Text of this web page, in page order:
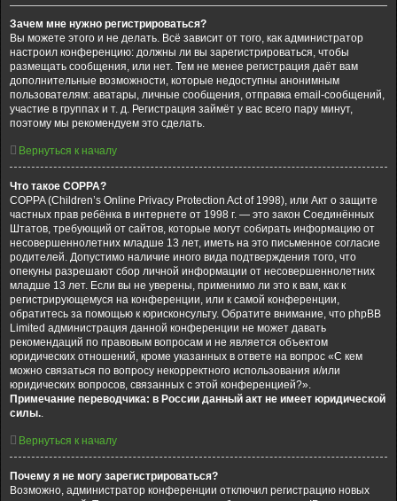
Зачем мне нужно регистрироваться?
Вы можете этого и не делать. Всё зависит от того, как администратор
настроил конференцию: должны ли вы зарегистрироваться, чтобы
размещать сообщения, или нет. Тем не менее регистрация даёт вам
дополнительные возможности, которые недоступны анонимным
пользователям: аватары, личные сообщения, отправка email-сообщений,
участие в группах и т. д. Регистрация займёт у вас всего пару минут,
поэтому мы рекомендуем это сделать.
Вернуться к началу
Что такое COPPA?
COPPA (Children’s Online Privacy Protection Act of 1998), или Акт о защите
частных прав ребёнка в интернете от 1998 г. — это закон Соединённых
Штатов, требующий от сайтов, которые могут собирать информацию от
несовершеннолетних младше 13 лет, иметь на это письменное согласие
родителей. Допустимо наличие иного вида подтверждения того, что
опекуны разрешают сбор личной информации от несовершеннолетних
младше 13 лет. Если вы не уверены, применимо ли это к вам, как к
регистрирующемуся на конференции, или к самой конференции,
обратитесь за помощью к юрисконсульту. Обратите внимание, что phpBB
Limited администрация данной конференции не может давать
рекомендаций по правовым вопросам и не является объектом
юридических отношений, кроме указанных в ответе на вопрос «С кем
можно связаться по вопросу некорректного использования и/или
юридических вопросов, связанных с этой конференцией?».
Примечание переводчика: в России данный акт не имеет юридической
силы..
Вернуться к началу
Почему я не могу зарегистрироваться?
Возможно, администратор конференции отключил регистрацию новых